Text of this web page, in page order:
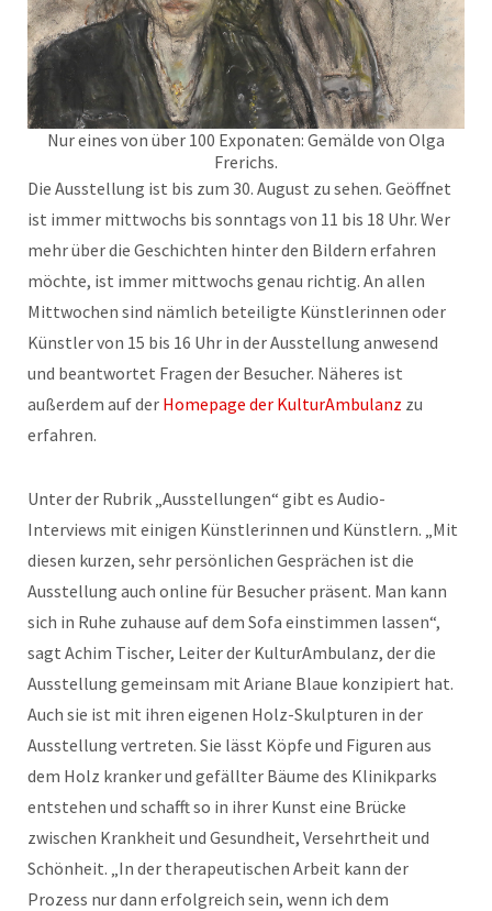
Nur eines von über 100 Exponaten: Gemälde von Olga
Frerichs.
Die Ausstellung ist bis zum 30. August zu sehen. Geöffnet
ist immer mittwochs bis sonntags von 11 bis 18 Uhr. Wer
mehr über die Geschichten hinter den Bildern erfahren
möchte, ist immer mittwochs genau richtig. An allen
Mittwochen sind nämlich beteiligte Künstlerinnen oder
Künstler von 15 bis 16 Uhr in der Ausstellung anwesend
und beantwortet Fragen der Besucher. Näheres ist
außerdem auf der Homepage der KulturAmbulanz zu
erfahren.
Unter der Rubrik „Ausstellungen“ gibt es Audio-
Interviews mit einigen Künstlerinnen und Künstlern. „Mit
diesen kurzen, sehr persönlichen Gesprächen ist die
Ausstellung auch online für Besucher präsent. Man kann
sich in Ruhe zuhause auf dem Sofa einstimmen lassen“,
sagt Achim Tischer, Leiter der KulturAmbulanz, der die
Ausstellung gemeinsam mit Ariane Blaue konzipiert hat.
Auch sie ist mit ihren eigenen Holz-Skulpturen in der
Ausstellung vertreten. Sie lässt Köpfe und Figuren aus
dem Holz kranker und gefällter Bäume des Klinikparks
entstehen und schafft so in ihrer Kunst eine Brücke
zwischen Krankheit und Gesundheit, Versehrtheit und
Schönheit. „In der therapeutischen Arbeit kann der
Prozess nur dann erfolgreich sein, wenn ich dem